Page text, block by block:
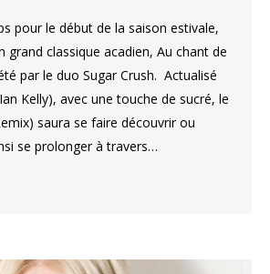
pour le début de la saison estivale,
grand classique acadien, Au chant de
par le duo Sugar Crush. Actualisé
Kelly), avec une touche de sucré, le
saura se faire découvrir ou
se prolonger à travers…